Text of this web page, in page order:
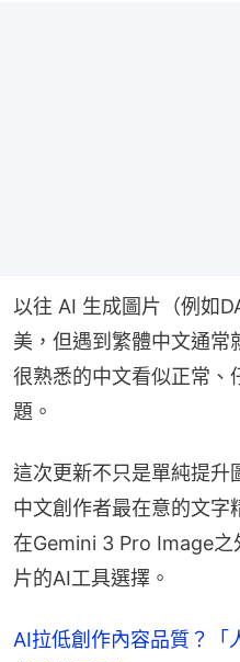
以往 AI 生成圖片（例如
美，但遇到繁體中文通常
很熟悉的中文看似正常、
題。
這次更新不只是單純提升
中文創作者最在意的文字
在Gemini 3 Pro Image之
片的AI工具選擇。
AI拉低創作內容品質？